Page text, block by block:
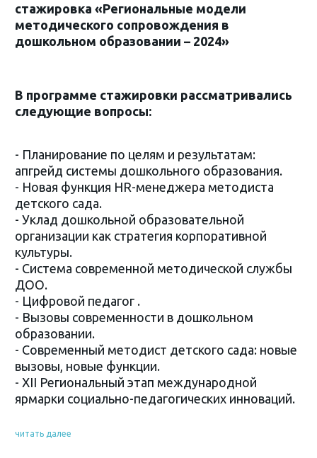
стажировка «Региональные модели
методического сопровождения в
дошкольном образовании – 2024»
В программе стажировки рассматривались
следующие вопросы:
- Планирование по целям и результатам:
апгрейд системы дошкольного образования.
- Новая функция HR-менеджера методиста
детского сада.
- Уклад дошкольной образовательной
организации как стратегия корпоративной
культуры.
- Система современной методической службы
ДОО.
- Цифровой педагог .
- Вызовы современности в дошкольном
образовании.
- Современный методист детского сада: новые
вызовы, новые функции.
- XII Региональный этап международной
ярмарки социально-педагогических инноваций.
читать далее